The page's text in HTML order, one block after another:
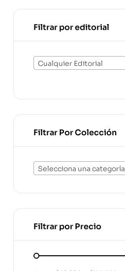
Filtrar por editorial
Cualquier Editorial
Filtrar Por Colección
Selecciona una categoría
Filtrar por Precio